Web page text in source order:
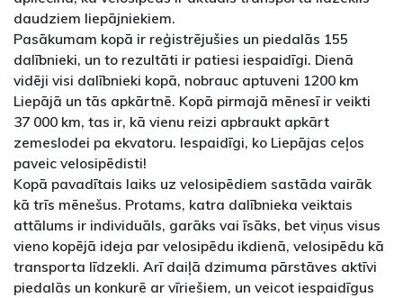
daudziem liepājniekiem.
Pasākumam kopā ir reģistrējušies un piedalās 155
dalībnieki, un to rezultāti ir patiesi iespaidīgi. Dienā
vidēji visi dalībnieki kopā, nobrauc aptuveni 1200 km
Liepājā un tās apkārtnē. Kopā pirmajā mēnesī ir veikti
37 000 km, tas ir, kā vienu reizi apbraukt apkārt
zemeslodei pa ekvatoru. Iespaidīgi, ko Liepājas ceļos
paveic velosipēdisti!
Kopā pavadītais laiks uz velosipēdiem sastāda vairāk
kā trīs mēnešus. Protams, katra dalībnieka veiktais
attālums ir individuāls, garāks vai īsāks, bet viņus visus
vieno kopējā ideja par velosipēdu ikdienā, velosipēdu kā
transporta līdzekli. Arī daiļā dzimuma pārstāves aktīvi
piedalās un konkurē ar vīriešiem, un veicot iespaidīgus